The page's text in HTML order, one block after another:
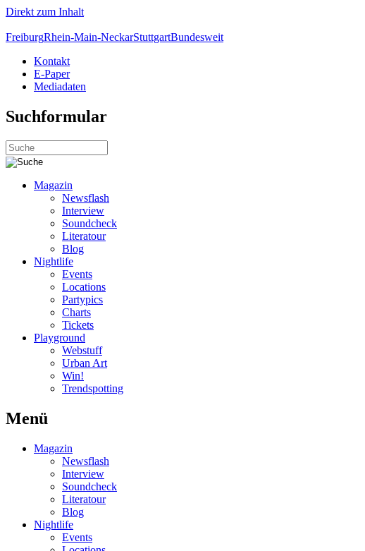
Direkt zum Inhalt
FreiburgRhein-Main-NeckarStuttgartBundesweit
Kontakt
E-Paper
Mediadaten
Suchformular
Magazin
Newsflash
Interview
Soundcheck
Literatour
Blog
Nightlife
Events
Locations
Partypics
Charts
Tickets
Playground
Webstuff
Urban Art
Win!
Trendspotting
Menü
Magazin
Newsflash
Interview
Soundcheck
Literatour
Blog
Nightlife
Events